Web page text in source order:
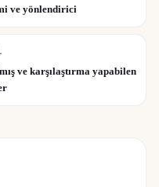
ve yönlendirici
ve karşılaştırma yapabilen